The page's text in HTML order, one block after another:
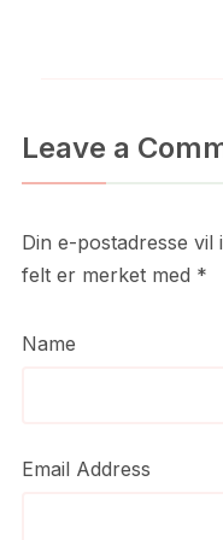
Leave a
Din e-postadresse vil
felt er merket med *
Name
Email Address